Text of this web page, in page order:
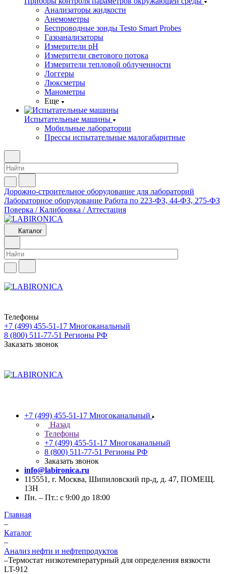
Анализаторы жидкости
Анемометры
Беспроводные зонды Testo Smart Probes
Газоанализаторы
Измерители pH
Измерители светового потока
Измерители тепловой облученности
Логгеры
Люксметры
Манометры
Еще
Испытательные машины
Мобильные лаборатории
Прессы испытательные малогабаритные
Дорожно-строительное оборудование для лабораторий
Лабораторное оборудование Работа по 223-ФЗ, 44-ФЗ, 275-ФЗ
Поверка / Калибровка / Аттестация
Каталог
Телефоны
+7 (499) 455-51-17 Многоканальный
8 (800) 511-77-51 Регионы РФ
Заказать звонок
+7 (499) 455-51-17 Многоканальный
Назад
Телефоны
+7 (499) 455-51-17 Многоканальный
8 (800) 511-77-51 Регионы РФ
Заказать звонок
info@labironica.ru
115551, г. Москва, Шипиловский пр-д, д. 47, ПОМЕЩ.
13Н
Пн. – Пт.: с 9:00 до 18:00
Главная
–
Каталог
–
Анализ нефти и нефтепродуктов
–Термостат низкотемпературный для определения вязкости
LT-912